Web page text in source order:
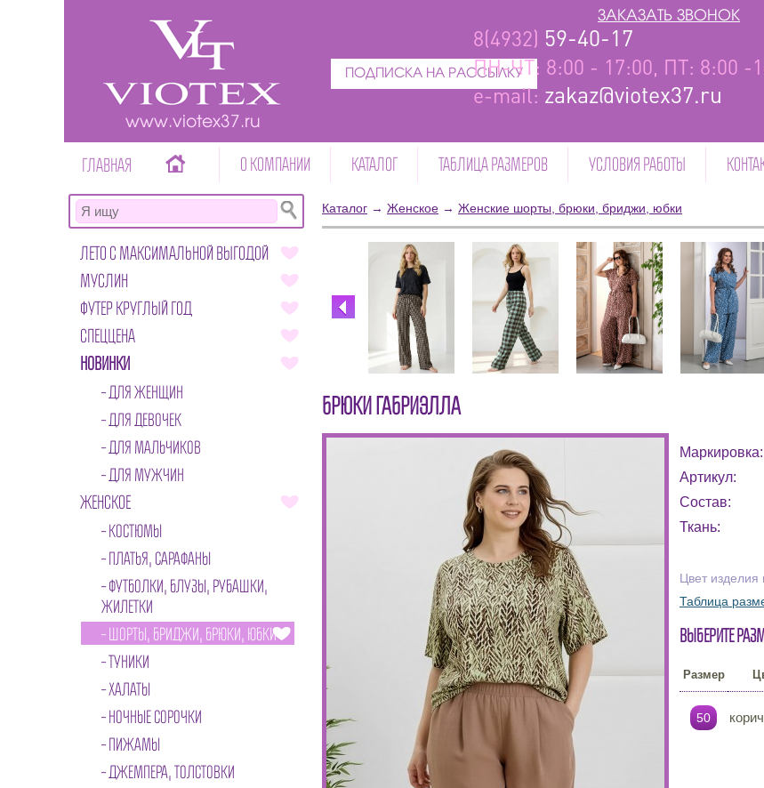
www.viotex37.ru
ПОДПИСКА НА РАССЫЛКУ
8(4932) 59-40-17
ПН-ЧТ: 8:00 - 17:00, ПТ: 8:00 -
e-mail: zakaz@viotex37.ru
ЗАКАЗАТЬ ЗВОНОК
ГЛАВНАЯ О КОМПАНИИ КАТАЛОГ ТАБЛИЦА РАЗМЕРОВ УСЛОВИЯ РАБОТЫ
ЛЕТО С МАКСИМАЛЬНОЙ ВЫГОДОЙ
МУСЛИН
ФУТЕР КРУГЛЫЙ ГОД
СПЕЦЦЕНА
НОВИНКИ
ДЛЯ ЖЕНЩИН
ДЛЯ ДЕВОЧЕК
ДЛЯ МАЛЬЧИКОВ
ДЛЯ МУЖЧИН
ЖЕНСКОЕ
КОСТЮМЫ
ПЛАТЬЯ, САРАФАНЫ
ФУТБОЛКИ, БЛУЗЫ, РУБАШКИ,
ЖИЛЕТКИ
ШОРТЫ, БРИДЖИ, БРЮКИ, ЮБКИ
ТУНИКИ
ХАЛАТЫ
НОЧНЫЕ СОРОЧКИ
ПИЖАМЫ
ДЖЕМПЕРА, ТОЛСТОВКИ
Каталог → Женское → Женские шорты, брюки, бриджи, юбки
БРЮКИ ГАБРИЭЛЛА
Маркировка:
Артикул:
Состав:
Ткань:
Цвет изделия
Таблица
Выберите
Размер
50